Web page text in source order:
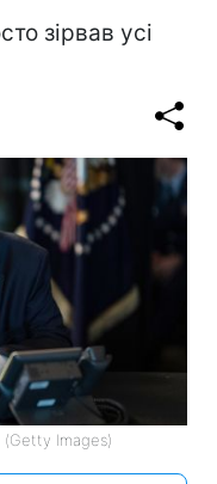
зірвав усі
Images)